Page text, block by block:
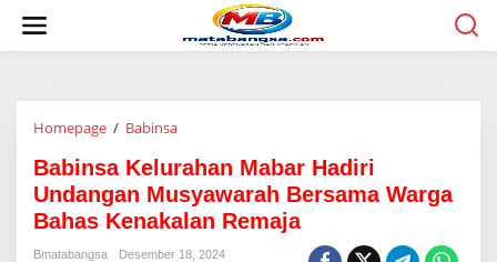
w
Homepage / Babinsa
b
i
n
s
a
Babinsa Kelurahan Mabar Hadiri
Undangan Musyawarah Bersama Warga
Bahas Kenakalan Remaja
Bmatabangsa
Desember 18, 2024